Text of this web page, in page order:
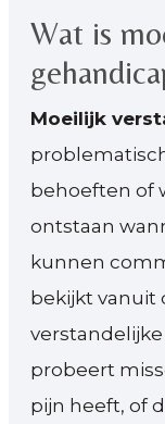
Wat is
Moeilijk
behoeften of
ontstaan
kunnen
bekijkt vanuit
probeert
pijn heeft, of